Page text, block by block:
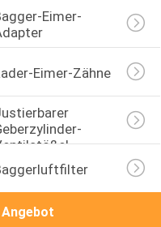
Eimer-
Eimer-Zähne